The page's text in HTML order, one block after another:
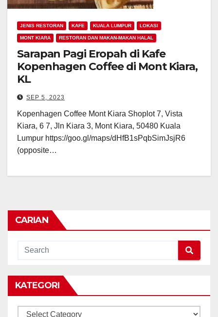
JENIS RESTORAN KAFE KUALA LUMPUR LOKASI
MONT KIARA RESTORAN DAN MAKAN-MAKAN HALAL
Sarapan Pagi Eropah di Kafe
Kopenhagen Coffee di Mont Kiara,
KL
SEP 5, 2023
Kopenhagen Coffee Mont Kiara Shoplot 7, Vista
Kiara, 6 7, Jln Kiara 3, Mont Kiara, 50480 Kuala
Lumpur https://goo.gl/maps/dHfB1sPqbSimJsjR6
(opposite…
CARIAN
KATEGORI
KATEGORI